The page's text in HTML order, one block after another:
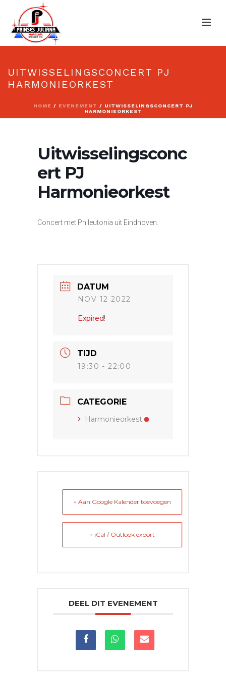
UITWISSELINGSCONCERT PJ
HARMONIEORKEST
HOME / EVENEMENT
/ UITWISSELINGSCONCERT PJ
HARMONIEORKEST
Uitwisselingsconc
ert PJ
Harmonieorkest
Concert met Phileutonia uit Eindhoven.
DATUM
NOV 12 2022
Expired!
TIJD
19:30 - 22:00
CATEGORIE
Harmonieorkest
+ Aan Google Kalender toevoegen
+ iCal / Outlook export
DEEL DIT EVENEMENT